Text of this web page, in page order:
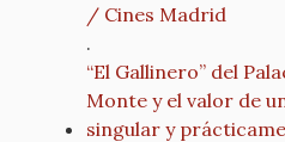
/ Cines Madrid
.
“El Gallinero” del
Monte y el valor de
singular y